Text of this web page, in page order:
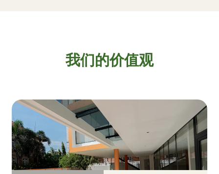
我们的价值观